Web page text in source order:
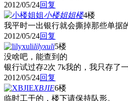
2012/05/24回复
小楼姐姐楼4楼
我平时一出银行就会撕掉那些单据
2012/05/24回复
lilyxuli5楼
没啥吧，能查到的
银行试过存2次 7k我的，我只存了
2012/05/24回复
XBJIE6楼
临时工干的，楼下请保持队形。